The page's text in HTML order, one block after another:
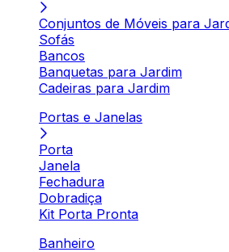
Conjuntos de Móveis para
Sofás
Bancos
Banquetas para Jardim
Cadeiras para Jardim
Portas e Janelas
Porta
Janela
Fechadura
Dobradiça
Kit Porta Pronta
Banheiro